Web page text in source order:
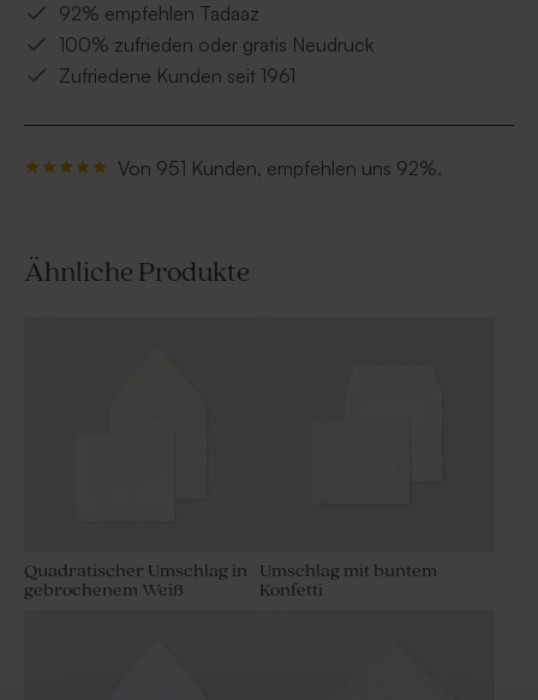
92% empfehlen Tadaaz
100% zufrieden oder gratis Neudruck
Zufriedene Kunden seit 1961
Von 951 Kunden, empfehlen uns 92%.
Ähnliche Produkte
Quadratischer Umschlag in
gebrochenem Weiß
Umschlag mit buntem
Konfetti